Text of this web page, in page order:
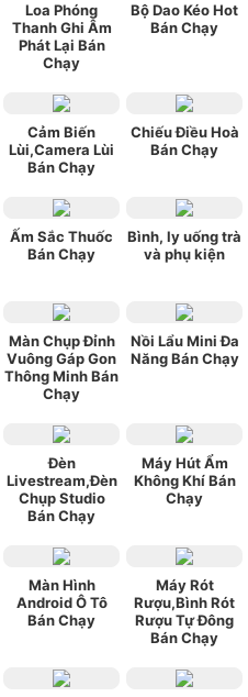
Loa Phóng
Thanh Ghi Âm
Phát Lại Bán
Chạy
Bộ Dao Kéo Hot
Bán Chạy
Cảm Biến
Lùi,Camera Lùi
Bán Chạy
Chiếu Điều Hoà
Bán Chạy
Ấm Sắc Thuốc
Bán Chạy
Bình, ly uống trà
và phụ kiện
Màn Chụp Đỉnh
Vuông Gáp Gon
Thông Minh Bán
Chạy
Nồi Lẩu Mini Đa
Năng Bán Chạy
Đèn
Livestream,Đèn
Chụp Studio
Bán Chạy
Máy Hút Ẩm
Không Khí Bán
Chạy
Màn Hình
Android Ô Tô
Bán Chạy
Máy Rót
Rượu,Bình Rót
Rượu Tự Đông
Bán Chạy